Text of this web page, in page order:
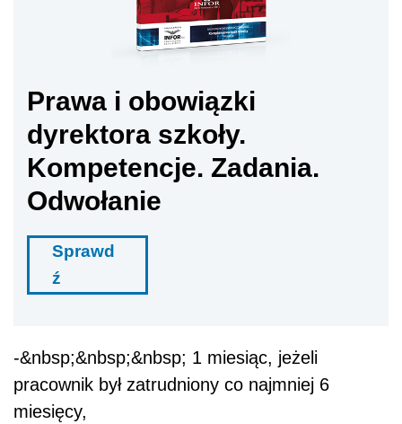
Prawa i obowiązki
dyrektora szkoły.
Kompetencje. Zadania.
Odwołanie
Sprawd
ź
-&nbsp;&nbsp;&nbsp; 1 miesiąc, jeżeli
pracownik był zatrudniony co najmniej 6
miesięcy,